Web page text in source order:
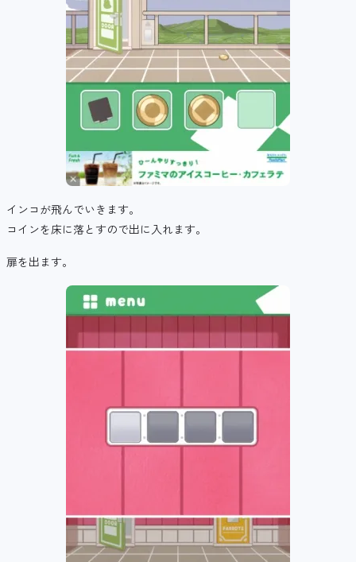
インコが飛んでいきます。
コインを床に落とすので出に入れます。
扉を出ます。